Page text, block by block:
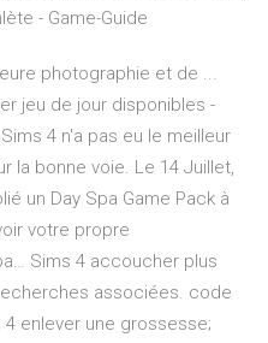
- Game-Guide
photographie et de ...
jeu de jour disponibles -
4 n'a pas eu le meilleur
la bonne voie. Le 14 Juillet,
un Day Spa Game Pack à
votre propre
Sims 4 accoucher plus
associées. code
enlever une grossesse;